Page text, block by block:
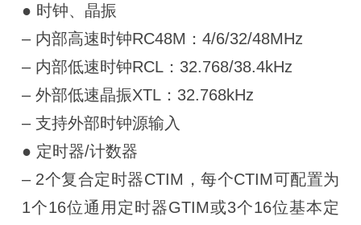
● 时钟、晶振
– 内部高速时钟RC48M：4/6/32/48MHz
– 内部低速时钟RCL：32.768/38.4kHz
– 外部低速晶振XTL：32.768kHz
– 支持外部时钟源输入
● 定时器/计数器
– 2个复合定时器CTIM，每个CTIM可配置为
1个16位通用定时器GTIM或3个16位基本定